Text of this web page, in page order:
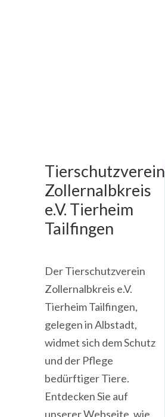
Tierschutzverein
Zollernalbkreis
e.V. Tierheim
Tailfingen
Der Tierschutzverein
Zollernalbkreis e.V.
Tierheim Tailfingen,
gelegen in Albstadt,
widmet sich dem Schutz
und der Pflege
bedürftiger Tiere.
Entdecken Sie auf
unserer Webseite, wie